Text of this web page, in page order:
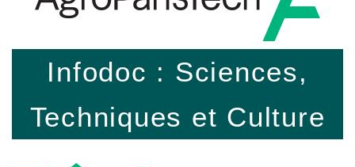
Infodoc : Sciences,
Techniques et Culture